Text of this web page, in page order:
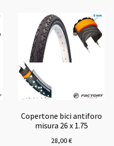
Copertone bici antiforo
misura 26 x 1.75
28,00€